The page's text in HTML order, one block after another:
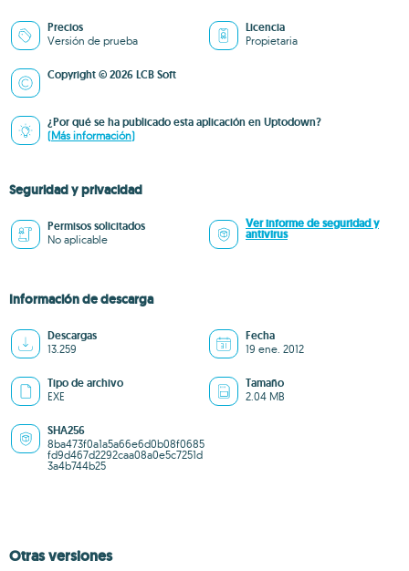
Precios
Versión de prueba
Licencia
Propietaria
Copyright © 2026 LCB Soft
¿Por qué se ha publicado esta aplicación en Uptodown?
(Más información)
Seguridad y privacidad
Permisos solicitados
No aplicable
Ver informe de seguridad y
antivirus
Información de descarga
Descargas
13.259
Fecha
19 ene. 2012
Tipo de archivo
EXE
Tamaño
2.04 MB
SHA256
8ba473f0a1a5a66e6d0b08f0685
fd9d467d2292caa08a0e5c7251d
3a4b744b25
Otras versiones